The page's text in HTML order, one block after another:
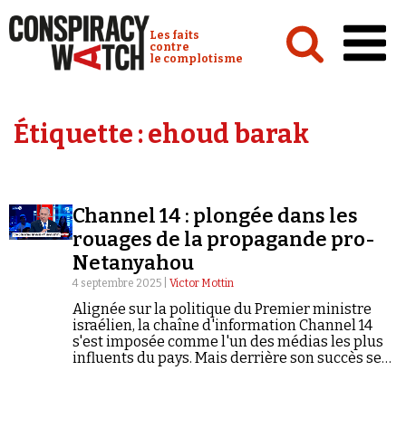
Conspiracy Watch :
Les faits
contre
le complotisme
Analyses
Vidéos
Émissions
Revues de presse
Étiquette :ehoud barak
Channel 14 : plongée dans les
rouages de la propagande pro-
Netanyahou
4 septembre 2025 | Victor Mottin
Alignée sur la politique du Premier ministre
israélien, la chaîne d'information Channel 14
s'est imposée comme l'un des médias les plus
influents du pays. Mais derrière son succès se